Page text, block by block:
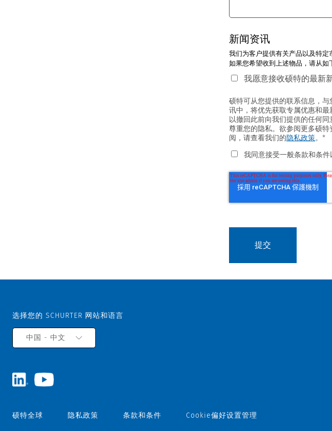
新闻资讯
我们为客户提供有关产品以及特定
如果您希望收到上述物品，请从如
我愿意接收硕特的最新
硕特可从您提供的联系信息，
讯中，将优先获取专属优惠和
以撤回此前向我们提供的任何
尊重您的隐私。欲参阅更多硕
阅，请查看我们的隐私政策。 *
我同意接受一般条款和条件
选择您的 SCHURTER 网站和语言
中国 - 中文
硕特全球 隐私政策 条款和条件 Cookie偏好设置管理